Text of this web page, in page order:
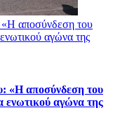
αποσύνδεση του
αγώνα της
«Η αποσύνδεση του
ενωτικού αγώνα της